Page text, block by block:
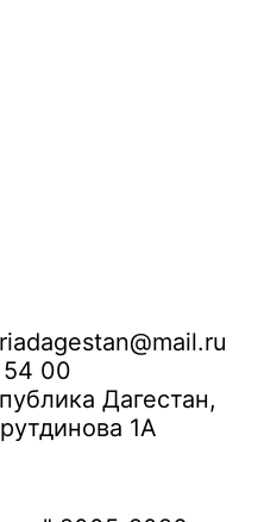
riadagestan@mail.ru
00
Дагестан,
1А